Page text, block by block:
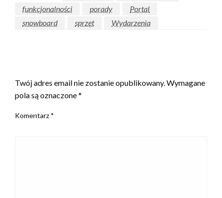
funkcjonalności
porady
Portal
snowboard
sprzęt Wydarzenia
Twój adres email nie zostanie opublikowany.Wymagane
pola są oznaczone*
Komentarz *